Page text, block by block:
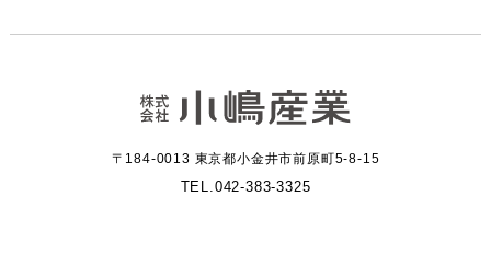
〒184-0013 東京都小金井市前原町5-8-15
TEL.042-383-3325